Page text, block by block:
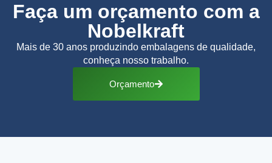
Faça um orçamento com a
Nobelkraft
Mais de 30 anos produzindo embalagens de qualidade,
conheça nosso trabalho.
Orçamento